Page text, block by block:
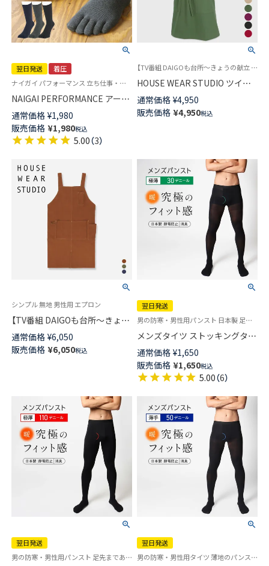
翌日発送
着圧
ナイガイ パフォーマンス 立ち仕事・出張など外回りが多いビジネスマンにオススメ 5本指靴下
NAIGAI PERFORMANCE アーチ
フィットサポート 5本指 ビジネ
スソックス クルー丈 メンズ
【365日最短翌日発送】
02332316
通常価格 ¥1,980
販売価格 ¥1,980税込
5.00（3）
【TV番組 DAIGOも台所～きょうの献立 何にする？～ 着用商品】ハウスウェアスタジオ ユニセックス
HOUSE WEAR STUDIO ツイル
無地 綿100％ 前結び ロング レ
ディース メンズ(小さめサイズ)
エプロン 70375033
通常価格 ¥4,950
販売価格 ¥4,950税込
シンプル 無地 男性用 エプロン
【TV番組 DAIGOも台所～きょう
の献立 何にする？～ 着用商品】
HOUSE WEAR STUDIO ハウス
ウェアスタジオ オックスワッシ
通常価格 ¥6,050
販売価格 ¥6,050税込
翌日発送
男の防寒・男性用パンスト 日本製 足先まであるから温か・前開きタイプ メンズストッキング ・ メンズタイツ 薄手 防寒 タイツ
メンズタイツ ストッキングタイ
プ【30デニール】薄地のパンスト
素材使用 スムーフィット 前開
き 静電・消臭加工 【365日最短
翌日発送】92612713
通常価格 ¥1,650
販売価格 ¥1,650税込
5.00（6）
翌日発送
男の防寒・男性用パンスト 足先まであるから温か・前開きタイプ メンズストッキング ・ メンズタイツ 薄手 防寒 タイツ
翌日発送
男の防寒・男性用タイツ 薄地のパンスト素材 足先まであるから温か・前開きタイプ メンズストッキング ・ メンズタイツ 薄手 暖 インナー 日本製